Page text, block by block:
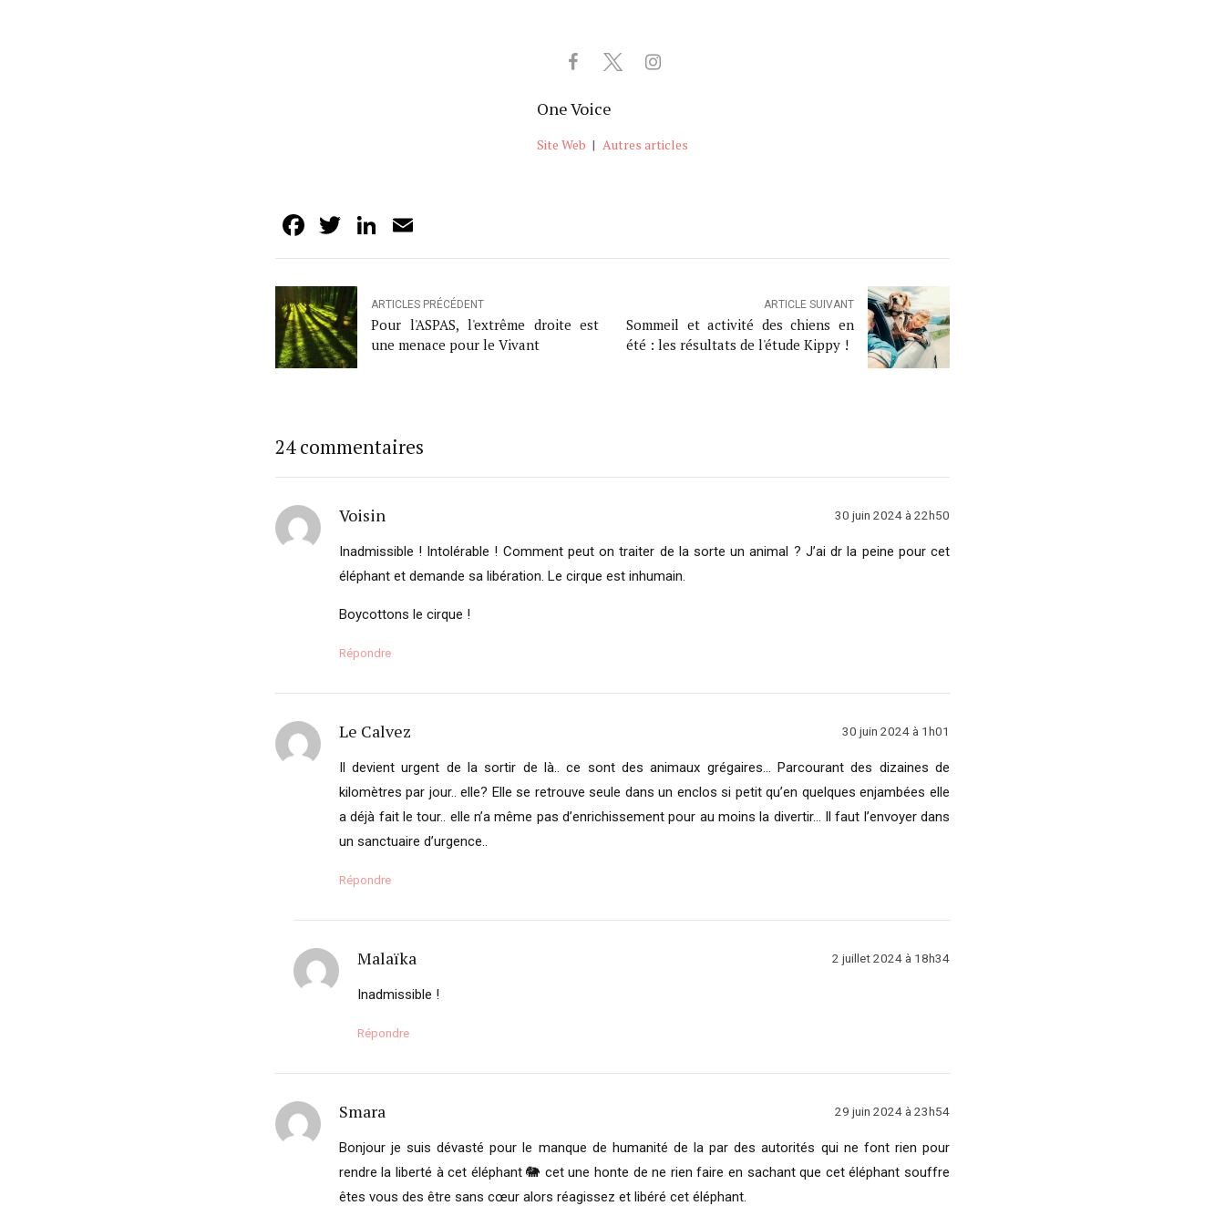
One Voice
Site Web | Autres articles
Facebook
TwitterLinkedIn
ARTICLES PRÉCÉDENT
Pour l'ASPAS, l'extrême droite est
une menace pour le Vivant
ARTICLE SUIVANT
Sommeil et activité des chiens en
été : les résultats de l'étude Kippy !
24 commentaires
Voisin 30 juin 2024 à 22h50
Inadmissible ! Intolérable ! Comment peut on traiter de la sorte un animal ? J’ai dr la peine pour cet
éléphant et demande sa libération. Le cirque est inhumain.
Boycottons le cirque !
Répondre
Le Calvez 30 juin 2024 à 1h01
Il devient urgent de la sortir de là.. ce sont des animaux grégaires… Parcourant des dizaines de
kilomètres par jour.. elle? Elle se retrouve seule dans un enclos si petit qu’en quelques enjambées elle
a déjà fait le tour.. elle n’a même pas d’enrichissement pour au moins la divertir… Il faut l’envoyer dans
un sanctuaire d’urgence..
Répondre
Malaïka 2 juillet 2024 à 18h34
Inadmissible !
Répondre
Smara 29 juin 2024 à 23h54
Bonjour je suis dévasté pour le manque de humanité de la par des autorités qui ne font rien pour
rendre la liberté à cet éléphant 🐘 cet une honte de ne rien faire en sachant que cet éléphant souffre
êtes vous des être sans cœur alors réagissez et libéré cet éléphant.